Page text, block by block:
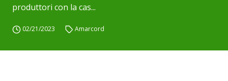
produttori con la cas...
02/21/2023 Amarcord